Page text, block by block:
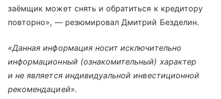
заёмщик может снять и обратиться к кредитору
повторно», — резюмировал Дмитрий Безделин.
«Данная информация носит исключительно
информационный (ознакомительный) характер
и не является индивидуальной инвестиционной
рекомендацией».